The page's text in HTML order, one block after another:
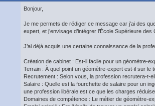
Bonjour,
Je me permets de rédiger ce message car j’ai des
expert, et j’envisage d’intégrer l’École Supérieure
J’ai déjà acquis une certaine connaissance de la
Création de cabinet : Est-il facile pour un géomètre-
Terrain : À quel point un géomètre-expert est-il sur le
Recrutement : Selon vous, la profession recrutera-t-
Salaire : Quelle est la fourchette de salaire pour un
une profession libérale est ce que les charges
Domaines de compétence : Le métier de géomètre-